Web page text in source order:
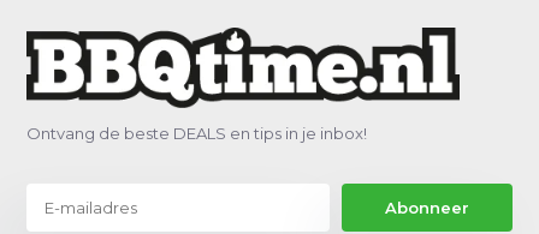
Ontvang de beste DEALS en tips in je inbox!
Abonneer